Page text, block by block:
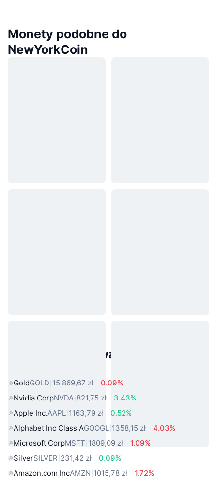
Monety podobne do
NewYorkCoin
Popularne aktywa ze świata
GoldGOLD 15 869,67 zł
0.09%
Nvidia CorpNVDA 821,75 zł
3.43%
Apple Inc.AAPL 1163,79 zł
0.52%
Alphabet Inc Class AGOOGL 1358,15 zł
4.03%
Microsoft CorpMSFT 1809,09 zł
1.09%
SilverSILVER 231,42 zł
0.09%
Amazon.com IncAMZN 1015,78 zł
1.72%